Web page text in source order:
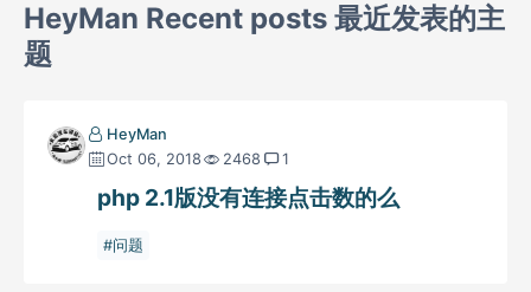
HeyMan Recent posts 最近发表的主
题
HeyMan
Oct 06, 2018
2468 1
php 2.1版没有连接点击数的么
问题